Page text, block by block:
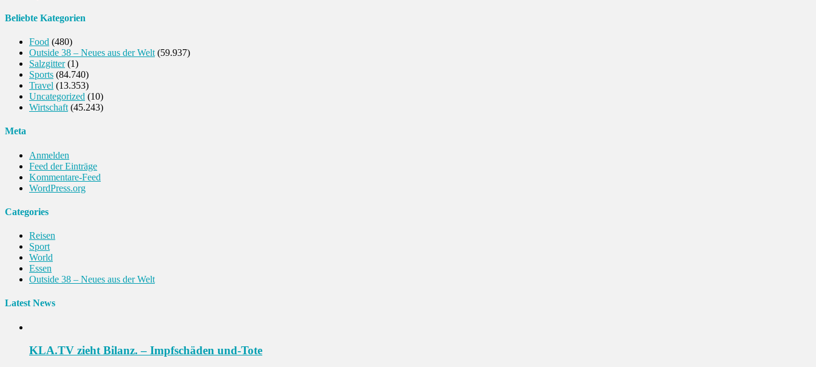
Beliebte Kategorien
Food (480)
Outside 38 – Neues aus der Welt (59.937)
Salzgitter(1)
Sports (84.740)
Travel (13.353)
Uncategorized (10)
Wirtschaft (45.243)
Meta
Anmelden
Feed der Einträge
Kommentare-Feed
WordPress.org
Categories
Reisen
Sport
World
Essen
Outside 38 – Neues aus der Welt
Latest News
KLA.TV zieht Bilanz. – Impfschäden und-Tote